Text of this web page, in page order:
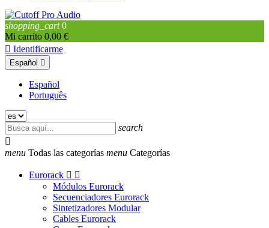
shopping_cart 0
Mi carrito 0,00 €
 Identificarme
Español 
Español
Português
search

menu Todas las categorías menu Categorías
Eurorack  
Módulos Eurorack
Secuenciadores Eurorack
Sintetizadores Modular
Cables Eurorack